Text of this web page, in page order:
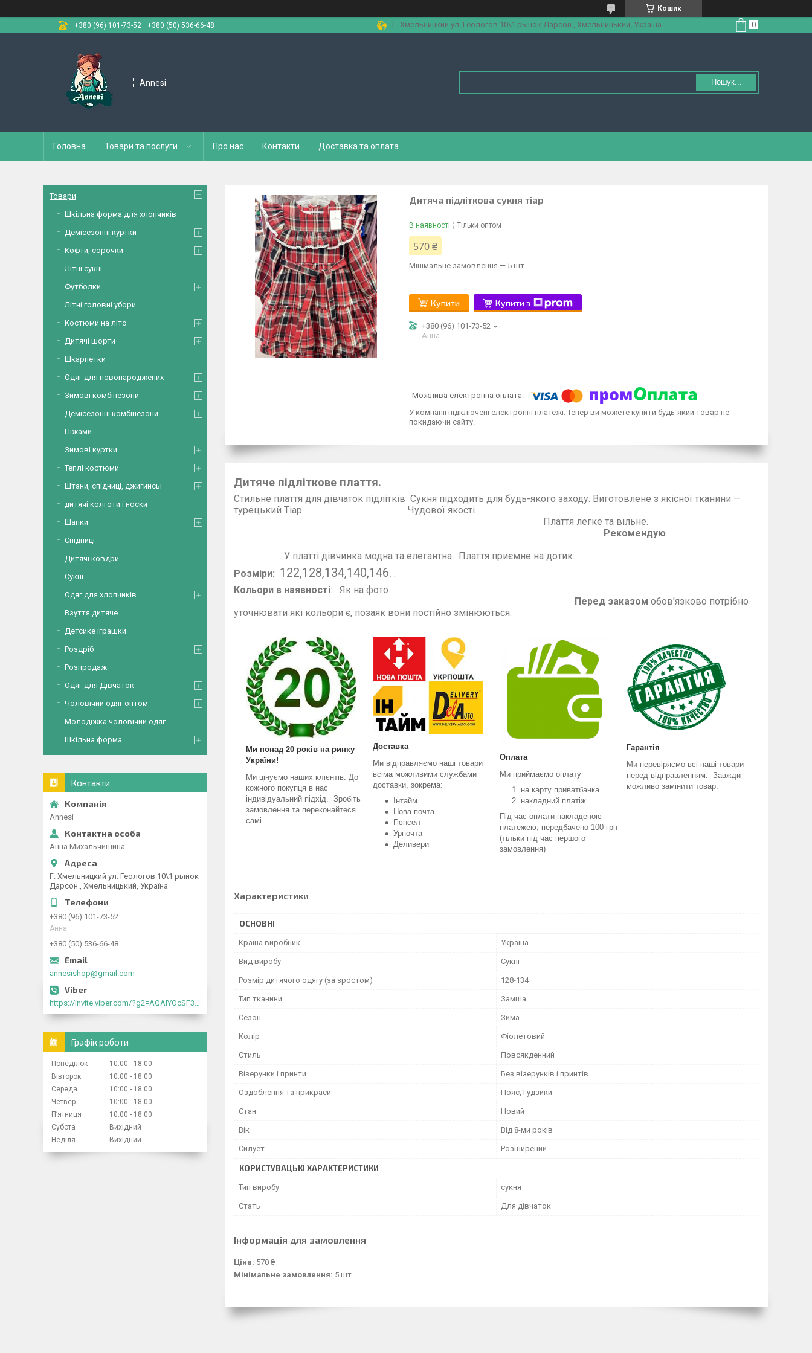
Кошик
+380 (96) 101-73-52
+380 (50) 536-66-48 Г. Хмельницкий ул. Геологов 10\1 рынок Дарсон., Хмельницький, Україна
Annesi Пошук...
Головна Товари та послуги Про нас Контакти Доставка та оплата
Дитяча підліткова сукня тіар
В наявності Тільки оптом
570 ₴
Мінімальне замовлення — 5 шт.
Купити Купити з
+380 (96) 101-73-52
Анна
У компанії підключені електронні платежі. Тепер ви можете купити будь-який товар не
покидаючи сайту.
Дитяче підліткове плаття.
Стильне плаття для дівчаток підлітків Сукня підходить для будь-якого заходу. Виготовлене з якісної тканини —
турецький Тіар. Чудової якості.
Плаття легке та вільне.
Рекомендую
. У платті дівчинка модна та елегантна. Плаття приємне на дотик.
Розміри: 122,128,134,140,146. .
Кольори в наявності: Як на фото
Перед заказом обов'язково потрібно
уточнювати які кольори є, позаяк вони постійно змінюються.
Ми понад 20 років на ринку
України!
Ми цінуємо наших клієнтів. До
кожного покупця в нас
індивідуальний підхід. Зробіть
замовлення та переконайтеся
самі.
Доставка
Ми відправляємо наші товари
всіма можливими службами
доставки, зокрема:
Інтайм
Нова почта
Гюнсел
Урпочта
Деливери
Оплата
Ми приймаємо оплату
на карту приватбанка
накладний платіж
Під час оплати накладеною
платежею, передбачено 100 грн
(тільки під час першого
замовлення)
Гарантія
Ми перевіряємо всі наші товари
перед відправленням. Завжди
можливо замінити товар.
Характеристики
ОСНОВНІ
Країна виробник Україна
Вид виробу Сукні
Розмір дитячого одягу (за зростом) 128-134
Тип тканини Замша
Сезон Зима
Колір Фіолетовий
Стиль Повсякденний
Візерунки і принти Без візерунків і принтів
Оздоблення та прикраси Пояс, Гудзики
Стан Новий
Вік Від 8-ми років
Силует Розширений
КОРИСТУВАЦЬКІ ХАРАКТЕРИСТИКИ
Тип виробу сукня
Стать Для дівчаток
Інформація для замовлення
Ціна: 570 ₴
Мінімальне замовлення: 5 шт.
Товари
Шкільна форма для хлопчиків
Демісезонні куртки
Кофти, сорочки
Літні сукні
Футболки
Літні головні убори
Костюми на літо
Дитячі шорти
Шкарпетки
Одяг для новонароджених
Зимові комбінезони
Демісезонні комбінезони
Піжами
Зимові куртки
Теплі костюми
Штани, спідниці, джигинсы
дитячі колготи і носки
Шапки
Спідниці
Дитячі ковдри
Сукні
Одяг для хлопчиків
Взуття дитяче
Детсике іграшки
Роздріб
Розпродаж
Одяг для Дівчаток
Чоловічий одяг оптом
Молодіжка чоловічий одяг
Шкільна форма
Контакти
Annesi
Анна Михальчишина
Г. Хмельницкий ул. Геологов 10\1 рынок
Дарсон., Хмельницький, Україна
+380 (96) 101-73-52
Анна
+380 (50) 536-66-48
annesishop@gmail.com
https://invite.viber.com/?g2=AQAlYOcSF30rb0kdJdojYDWtk4sNE5eWPg2Om5jJmRlpJwnTwfwnCzMMxer2vioZ"
Графік роботи
Понеділок 10:00
18:00
Вівторок
10:00
18:00
Середа
10:00
18:00
Четвер
10:00
18:00
Пʼятниця
10:00
18:00
Субота
Вихідний
Неділя
Вихідний